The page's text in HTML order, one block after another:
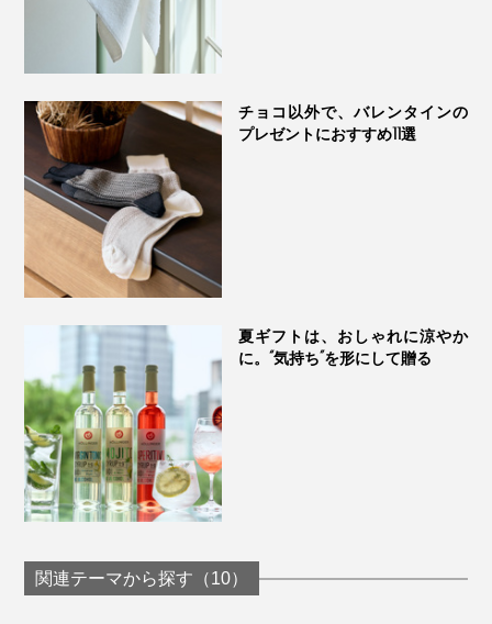
6. ホワイト×ネイビー
ルノアールが描いたドレスのホワイトと、ゴッホが描い
たアイリスのネイビーから。
チョコ以外で、バレンタインの
プレゼントにおすすめ11選
夏ギフトは、おしゃれに涼やか
に。“気持ち”を形にして贈る
関連テーマから探す（10）